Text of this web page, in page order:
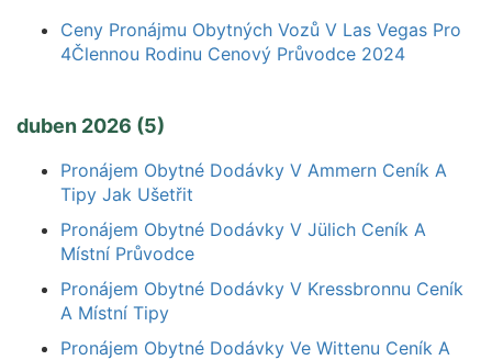
Ceny Pronájmu Obytných Vozů V Las Vegas Pro
4Člennou Rodinu Cenový Průvodce 2024
duben 2026 (5)
Pronájem Obytné Dodávky V Ammern Ceník A
Tipy Jak Ušetřit
Pronájem Obytné Dodávky V Jülich Ceník A
Místní Průvodce
Pronájem Obytné Dodávky V Kressbronnu Ceník
A Místní Tipy
Pronájem Obytné Dodávky Ve Wittenu Ceník A